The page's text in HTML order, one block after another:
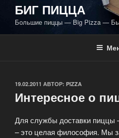
БИГ ПИЦЦА
Большие пиццы — Big Pizza —
ОПУБЛИКОВАНО
19.02.2011 АВТОР: PIZZA
Интересное о
Для службы доставки
– это целая философия. Мы